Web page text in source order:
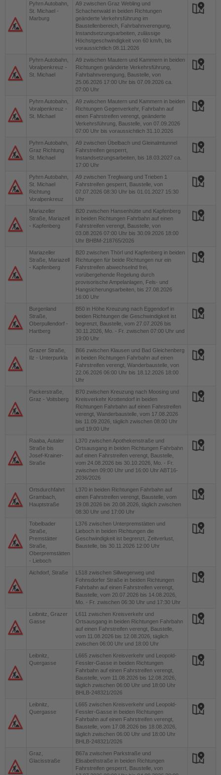
Pyhrn Autobahn,
St. Michael -
Marburg
A9 zwischen Graz Webling und
Schachenwald in beiden Richtungen
geänderte Verkehrsführung im
Baustellenbereich, Fahrbahnverengung,
Instandsetzungsarbeiten, zulässige
Höchstgeschwindigkeit von 60 km/h, bis
voraussichtlich 08.11.2026
Pyhrn Autobahn,
Voralpenkreuz -
St. Michael
A9 zwischen Mautern und Kammern in beiden
Richtungen geänderte Verkehrsführung,
Fahrbahnverengung, Baustelle, von
25.06.2026 17:00 Uhr bis 07.09.2026 ca.
07:00 Uhr
Pyhrn Autobahn,
Voralpenkreuz -
St. Michael
A9 zwischen Mautern und Kammern in beiden
Richtungen Gegenverkehr, Fahrbahn auf
einen Fahrstreifen verengt, geänderte
Verkehrsführung, Baustelle, von 07.09.2026
07:00 Uhr bis voraussichtlich 31.10.2026
Pyhrn Autobahn,
Graz Richtung
St. Michael
A9 zwischen Übelbach und Gleinalmtunnel
Fahrstreifen gesperrt,
Instandsetzungsarbeiten, bis 18.03.2027 ca.
17:00 Uhr
Pyhrn Autobahn,
St. Michael
Richtung
Voralpenkreuz
A9 zwischen Treglwang und Trieben 1
Fahrstreifen gesperrt, Baustelle, von
07.07.2026 08:30 Uhr bis 01.01.2027 15:30
Uhr
Mariazeller
Straße, Mariazell
- Kapfenberg
B20 zwischen Hansenhütte und Kapfenberg
in beiden Richtungen Fahrbahn auf einen
Fahrstreifen verengt, Baustelle, von
03.08.2026 07:00 Uhr bis 30.09.2026 18:00
Uhr BHBM-218765/2026
Mariazeller
Straße, Mariazell
- Kapfenberg
B20 zwischen Thörl und Kapfenberg in beiden
Richtungen für beide Richtungen nur ein
Fahrstreifen abwechselnd frei,
vorübergehende Regelung durch
provisorische Ampelanlagen, Fels- und
Hangsicherungsarbeiten, bis 27.08.2026
16:00 Uhr
Burgenland
Straße,
Oberpullendorf -
Hartberg
B50 in Höhe Kreuzung nach Eggendorf in
beiden Richtungen die Geschwindigkeit ist
begrenzt, Baustelle, vom 27.07.2026 bis
30.11.2026, Mo. - Fr. zwischen 07:00 Uhr und
19:00 Uhr
Grazer Straße,
Ilz - Unterpurkla
B66 zwischen Klausen und Bad Gleichenberg
in beiden Richtungen Fahrbahn auf einen
Fahrstreifen verengt, Wanderbaustelle, von
22.06.2026 06:00 Uhr bis 18.12.2026 18:00
Uhr
Packerstraße,
Graz - Voitsberg
B70 zwischen Kreuzung nach Moosing und
Kreisverkehr Krottendorf in beiden
Richtungen Fahrbahn auf einen Fahrstreifen
verengt, Wanderbaustelle, vom 17.08.2026
bis 11.09.2026, täglich zwischen 08:00 Uhr
und 19:00 Uhr
Raaba, Autaler
Straße bis
Josef-Krainer-
Straße
L370 zwischen Apothekenstraße und
Ortsausgang in beiden Richtungen Fahrbahn
auf einen Fahrstreifen verengt, Baustelle,
vom 24.08.2026 bis 30.10.2026, Mo. - Fr.
zwischen 09:00 Uhr und 16:00 Uhr ABT16-
2036/2026
Ortsdurchfahrt
Grambach,
Hauptstraße
L370 in beiden Richtungen Fahrbahn auf
einen Fahrstreifen verengt, Baustelle, vom
19.08.2026 bis 20.08.2026, täglich zwischen
08:30 Uhr und 17:00 Uhr
Tobelbader
Straße,
Premstätter
Straße,
Oberpremstätten
- Lieboch
L376 zwischen Unterpremstätten und
Lieboch in beiden Richtungen die
Geschwindigkeit ist begrenzt, Zeitverlust,
Baustelle, bis 30.11.2026 12:00 Uhr
Aichdorf, Straße L518 zwischen Sillwegerweg und
Fohnsdorfer Straße in beiden Richtungen
Fahrbahn auf einen Fahrstreifen verengt,
Baustelle, vom 20.07.2026 bis 14.08.2026,
Mo. - Fr. zwischen 06:30 Uhr und 17:30 Uhr
Leibnitz, Grazer
Gasse
L611 zwischen Kreisverkehr und
Ortsausgang in beiden Richtungen Fahrbahn
auf einen Fahrstreifen verengt, Baustelle,
vom 11.08.2026 bis 12.08.2026, täglich
zwischen 06:00 Uhr und 18:00 Uhr
Leibnitz,
Quergasse
L665 zwischen Kreisverkehr und Leopold-
Fessler-Gasse in beiden Richtungen
Fahrbahn auf einen Fahrstreifen verengt,
Baustelle, vom 11.08.2026 bis 12.08.2026,
täglich zwischen 06:00 Uhr und 18:00 Uhr
BHLB-248321/2026
Leibnitz,
Quergasse
L665 zwischen Kreisverkehr und Leopold-
Fessler-Gasse in beiden Richtungen
Fahrbahn auf einen Fahrstreifen verengt,
Baustelle, vom 17.08.2026 bis 18.08.2026,
täglich zwischen 06:00 Uhr und 18:00 Uhr
BHLB-248321/2026
Graz,
Glacisstraße
B67a zwischen Parkstraße und
Elisabethstraße in beiden Richtungen
Fahrstreifen gesperrt, Baustelle, von